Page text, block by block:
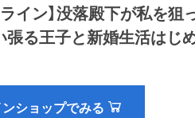
ライン】没落殿下が私
張る王子と新婚生活はじ
ショップでみる